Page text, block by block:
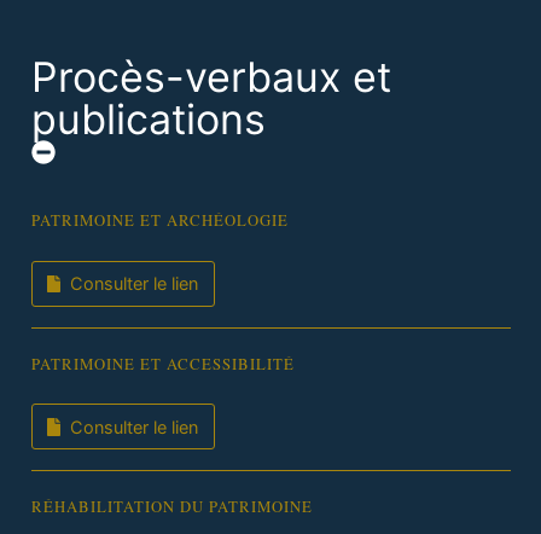
Procès-verbaux et
publications
PATRIMOINE ET ARCHÉOLOGIE
Consulter le lien
PATRIMOINE ET ACCESSIBILITÉ
Consulter le lien
RÉHABILITATION DU PATRIMOINE